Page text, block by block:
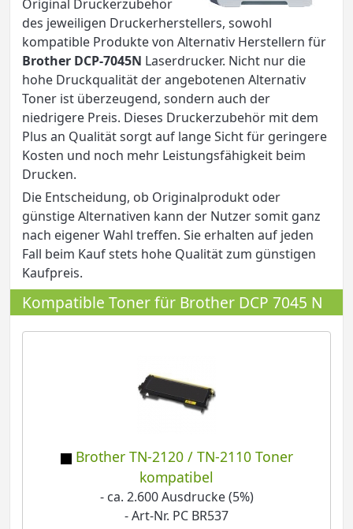
Original Druckerzubehör
des jeweiligen Druckerherstellers, sowohl
kompatible Produkte von Alternativ Herstellern für
Brother DCP-7045N Laserdrucker. Nicht nur die
hohe Druckqualität der angebotenen Alternativ
Toner ist überzeugend, sondern auch der
niedrigere Preis. Dieses Druckerzubehör mit dem
Plus an Qualität sorgt auf lange Sicht für geringere
Kosten und noch mehr Leistungsfähigkeit beim
Drucken.
Die Entscheidung, ob Originalprodukt oder
günstige Alternativen kann der Nutzer somit ganz
nach eigener Wahl treffen. Sie erhalten auf jeden
Fall beim Kauf stets hohe Qualität zum günstigen
Kaufpreis.
Kompatible Toner für Brother DCP 7045 N
Brother TN-2120 / TN-2110 Toner
kompatibel
- ca. 2.600 Ausdrucke (5%)
- Art-Nr. PC BR537